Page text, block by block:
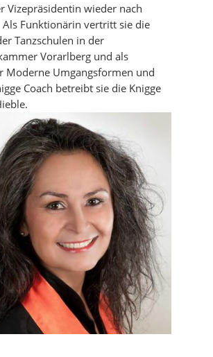
Vizepräsidentin wieder nach
Funktionärin vertritt sie die
Tanzschulen in der
Vorarlberg und als
Moderne Umgangsformen und
Coach betreibt sie die Knigge